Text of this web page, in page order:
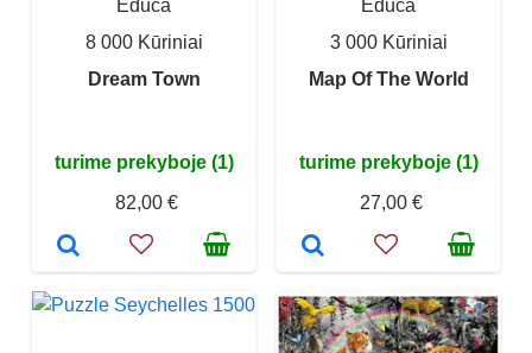
Educa
8 000 Kūriniai
Dream Town
turime prekyboje (1)
82,00 €
Educa
3 000 Kūriniai
Map Of The World
turime prekyboje (1)
27,00 €